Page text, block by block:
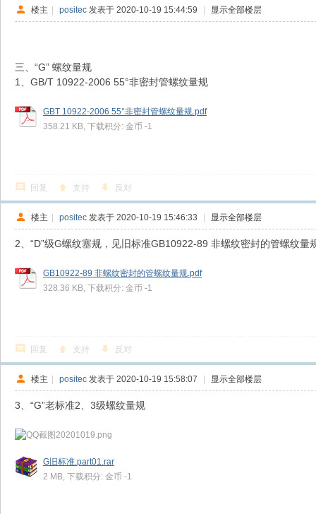
楼主 | positec 发表于 2020-10-19 15:44:59 | 显示全部楼层
三、“G” 螺纹量规
1、GB/T 10922-2006 55°非密封管螺纹量规
GBT 10922-2006 55°非密封管螺纹量规.pdf
358.21 KB, 下载积分: 金币 -1
回复 支持 反对
楼主 | positec 发表于 2020-10-19 15:46:33 | 显示全部楼层
2、“D”级G螺纹塞规，见旧标准GB10922-89 非螺纹密封的管螺纹量
GB10922-89 非螺纹密封的管螺纹量规.pdf
328.36 KB, 下载积分: 金币 -1
回复 支持 反对
楼主 | positec 发表于 2020-10-19 15:58:07 | 显示全部楼层
3、“G”老标准2、3级螺纹量规
G旧标准.part01.rar
2 MB, 下载积分: 金币 -1